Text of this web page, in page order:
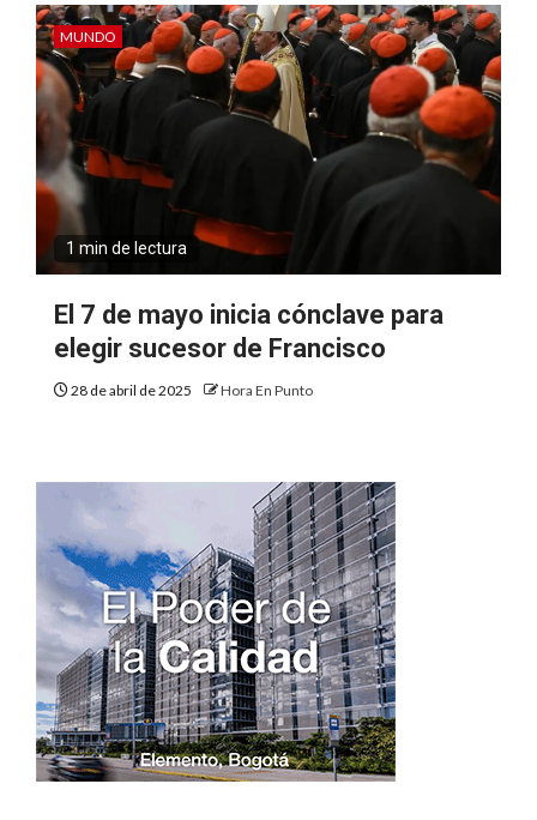
MUNDO
1 min de lectura
El 7 de mayo inicia cónclave para
elegir sucesor de Francisco
28 de abril de 2025 Hora En Punto